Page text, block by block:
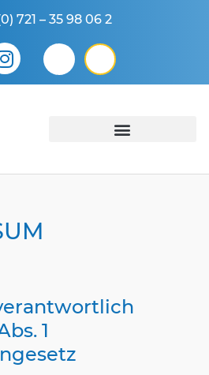
721 – 35 98 06 2
1